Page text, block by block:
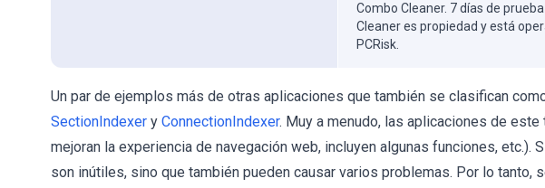
Combo Cleaner. 7 días de
Cleaner es propiedad y está
PCRisk.
Un par de ejemplos más de otras aplicaciones que también se clasifican
SectionIndexer y ConnectionIndexer. Muy a menudo, las aplicaciones de
mejoran la experiencia de navegación web, incluyen algunas funciones, etc.).
son inútiles, sino que también pueden causar varios problemas. Por lo tanto,